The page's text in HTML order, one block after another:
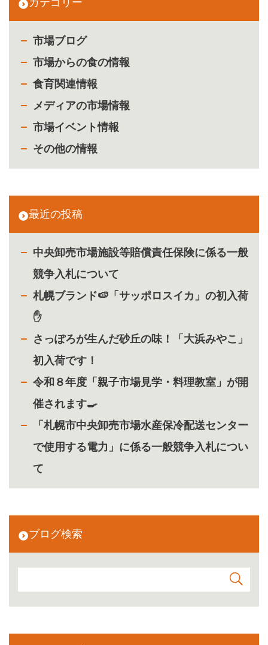
市場ブログ
市場からの食の情報
食育関連情報
メディアの市場情報
市場イベント情報
その他の情報
最近の投稿
中央卸売市場施設等賠償責任保険に係る一般
競争入札について
札幌ブランド🍉「サッポロスイカ」の初入荷
✋
さっぽろが生んだ砂丘の味！「大浜みやこ」
初入荷です！
令和８年度「親子市場見学・料理教室」が開
催されます🍳
「札幌市中央卸売市場水産保冷配送センター
で使用する電力」に係る一般競争入札につい
て
ブログ検索